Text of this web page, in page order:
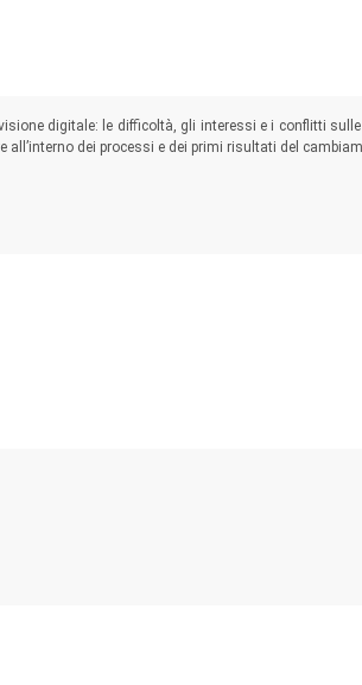
digitale: le difficoltà, gli interessi e i conflitti sulle
all’interno dei processi e dei primi risultati del